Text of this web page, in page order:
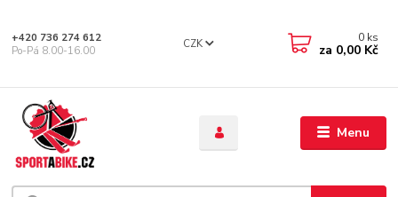
Menu
CZK
+420 736 274 612
Po-Pá 8.00-16.00
0 ks
za 0,00 Kč